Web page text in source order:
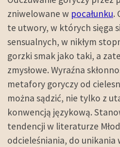
zniwelowane w pocałunku.
te utwory, w których sięga
sensualnych, w nikłym
gorzki smak jako taki, a
zmysłowe. Wyraźna
metafory goryczy od
można sądzić, nie tylko z
konwencją językową.
tendencji w literaturze
odcieleśniania, do unikania